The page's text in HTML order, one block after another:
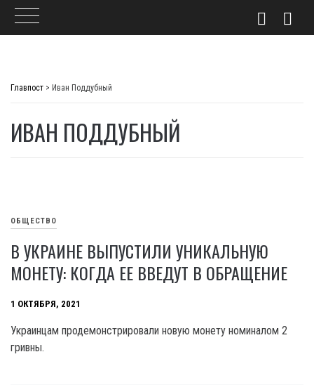
Главпост > Иван Поддубный
ИВАН ПОДДУБНЫЙ
ОБЩЕСТВО
В УКРАИНЕ ВЫПУСТИЛИ УНИКАЛЬНУЮ
МОНЕТУ: КОГДА ЕЕ ВВЕДУТ В ОБРАЩЕНИЕ
1 ОКТЯБРЯ, 2021
Украинцам продемонстрировали новую монету номиналом 2
гривны.